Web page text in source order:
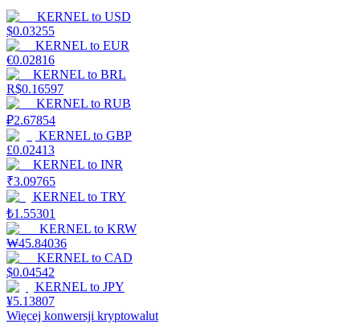
KERNEL to USD
$0.03255
KERNEL to EUR
€0.02816
KERNEL to BRL
R$0.16597
KERNEL to RUB
₽2.67854
KERNEL to GBP
£0.02413
KERNEL to INR
₹3.09765
KERNEL to TRY
₺1.55301
KERNEL to KRW
₩45.84036
KERNEL to CAD
$0.04542
KERNEL to JPY
¥5.13807
Więcej konwersji kryptowalut